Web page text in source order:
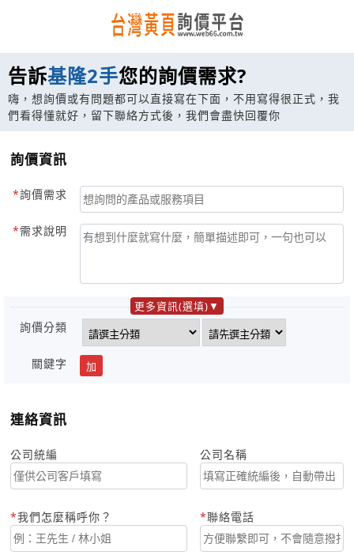
告訴基隆2手您的詢價需求?
嗨，想詢價或有問題都可以直接寫在下面，不用寫得很正式，我
們看得懂就好，留下聯絡方式後，我們會盡快回覆你
詢價資訊
詢價需求
需求說明
更多資訊(選填)
詢價分類
關鍵字 加
連絡資訊
公司統編 公司名稱
我們怎麼稱呼你？ 聯絡電話